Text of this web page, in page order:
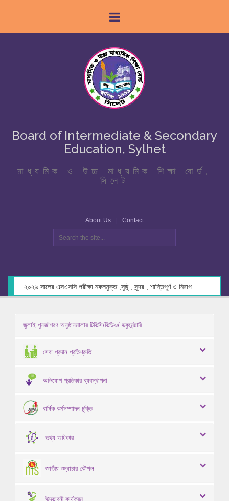
Board of Intermediate & Secondary
Education, Sylhet
মাধ্যমিক ও উচ্চ মাধ্যমিক শিক্ষা বোর্ড,
সিলেট
About Us Contact
জুলাই পুনর্জাগরণ অনুষ্ঠানমালার টিভিসি/ভিডিও/ ডকুমেন্টারি
সেবা প্রদান প্রতিশ্রুতি
অভিযোগ প্রতিকার ব্যবস্থাপনা
বার্ষিক কর্মসম্পাদন চুক্তি
তথ্য অধিকার
জাতীয় শুদ্ধাচার কৌশল
উদ্ভাবনী কার্যক্রম